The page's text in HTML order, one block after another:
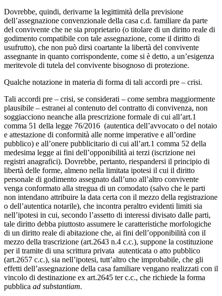
Dovrebbe, quindi, derivarne la legittimità della previsione
dell’assegnazione convenzionale della casa c.d. familiare da parte
del convivente che ne sia proprietario (o titolare di un diritto reale di
godimento compatibile con tale assegnazione, come il diritto di
usufrutto), che non può dirsi coartante la libertà del convivente
assegnante in quanto corrispondente, come si è detto, a un’esigenza
meritevole di tutela del convivente bisognoso di protezione.
Qualche notazione in materia di forma di tali accordi pre – crisi.
Tali accordi pre – crisi, se considerati – come sembra maggiormente
plausibile – estranei al contenuto del contratto di convivenza, non
soggiacciono neanche alla prescrizione formale di cui all’art.1
comma 51 della legge 76/2016 (autentica dell’avvocato o del notaio
e attestazione di conformità alle norme imperative e all’ordine
pubblico) e all’onere pubblicitario di cui all’art.1 comma 52 della
medesima legge ai fini dell’opponibilità ai terzi (iscrizione nei
registri anagrafici). Dovrebbe, pertanto, riespandersi il principio di
libertà delle forme, almeno nella limitata ipotesi il cui il diritto
personale di godimento assegnato dall’uno all’altro convivente
venga conformato alla stregua di un comodato (salvo che le parti
non intendano attribuire la data certa con il mezzo della registrazione
o dell’autentica notarile), che incontra peraltro evidenti limiti sia
nell’ipotesi in cui, secondo l’assetto di interessi divisato dalle parti,
tale diritto debba piuttosto assumere le caratteristiche morfologiche
di un diritto reale di abitazione che, ai fini dell’opponibilità con il
mezzo della trascrizione (art.2643 n.4 c.c.), suppone la costituzione
per il tramite di una scrittura privata autenticata o atto pubblico
(art.2657 c.c.), sia nell’ipotesi, tutt’altro che improbabile, che gli
effetti dell’assegnazione della casa familiare vengano realizzati con il
vincolo di destinazione ex art.2645 ter c.c., che richiede la forma
pubblica ad substantiam.